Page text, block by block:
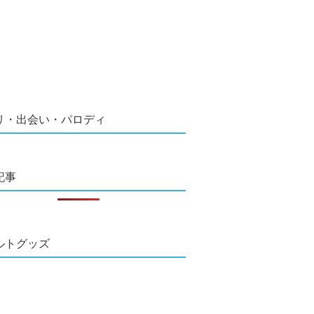
・出会い・パロディ
事
トグッズ